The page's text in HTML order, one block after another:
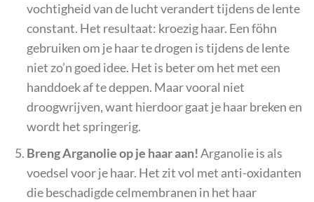
vochtigheid van de lucht verandert tijdens de lente
constant. Het resultaat: kroezig haar. Een föhn
gebruiken om je haar te drogen is tijdens de lente
niet zo’n goed idee. Het is beter om het met een
handdoek af te deppen. Maar vooral niet
droogwrijven, want hierdoor gaat je haar breken en
wordt het springerig.
Breng Arganolie op je haar aan!Arganolie is als
voedsel voor je haar. Het zit vol met anti-oxidanten
die beschadigde celmembranen in het haar